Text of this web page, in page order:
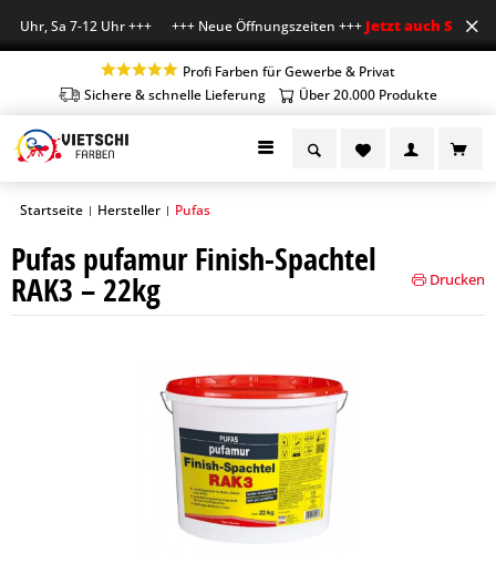
Uhr, Sa 7-12 Uhr +++ +++ Neue Öffnungszeiten +++Jetzt auch Sa
Profi Farben für Gewerbe & Privat
Sichere & schnelle Lieferung
Über 20.000 Produkte
Startseite | Hersteller | Pufas
Pufas pufamur Finish-Spachtel
RAK3 – 22kg Drucken